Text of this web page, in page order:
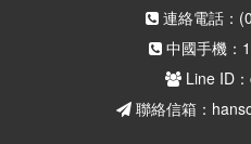
連絡電話：
中國手機：
Line ID
聯絡信箱：